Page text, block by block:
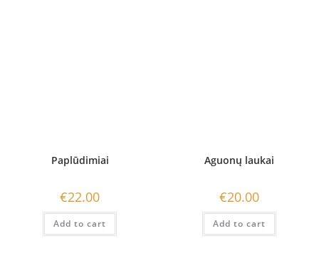
Paplūdimiai
€22.00
Add to cart
Aguonų laukai
€20.00
Add to cart